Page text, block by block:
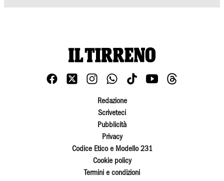
Redazione
Scriveteci
Pubblicità
Privacy
Codice Etico e Modello 231
Cookie policy
Termini e condizioni